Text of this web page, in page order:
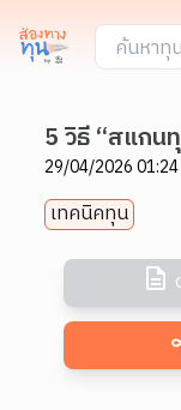
5 วิธี “สแกน
29/04/2026 01:24
เทคนิคทุน